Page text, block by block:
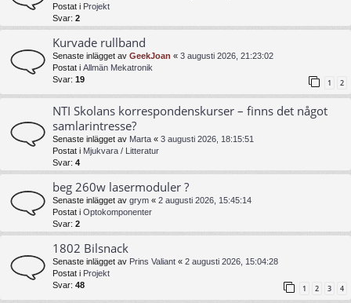
Postat i Projekt
Svar: 2
Kurvade rullband
Senaste inlägget av GeekJoan « 3 augusti 2026, 21:23:02
Postat i Allmän Mekatronik
Svar: 19 1 2
NTI Skolans korrespondenskurser – finns det något
samlarintresse?
Senaste inlägget av Marta « 3 augusti 2026, 18:15:51
Postat i Mjukvara / Litteratur
Svar: 4
beg 260w lasermoduler ?
Senaste inlägget av grym « 2 augusti 2026, 15:45:14
Postat i Optokomponenter
Svar: 2
1802 Bilsnack
Senaste inlägget av Prins Valiant « 2 augusti 2026, 15:04:28
Postat i Projekt
Svar: 48 1 2 3 4